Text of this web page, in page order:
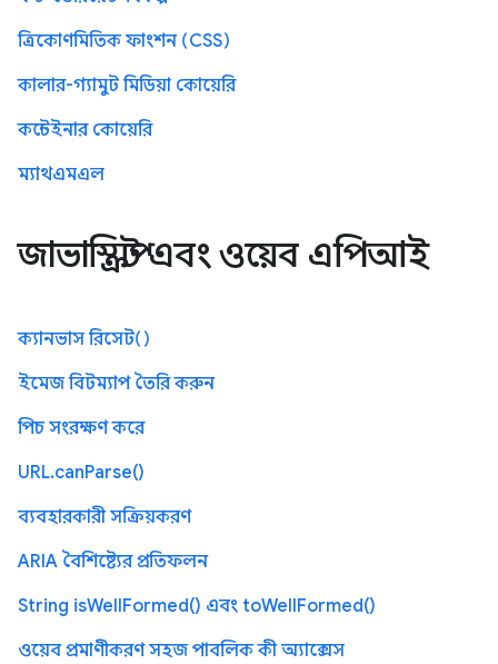
ত্রিকোণমিতিক ফাংশন (CSS)
কালার-গ্যামুট মিডিয়া কোয়েরি
কন্টেইনার কোয়েরি
ম্যাথএমএল
জাভাস্ক্রিপ্ট এবং ওয়েব এপিআই
ক্যানভাস রিসেট()
ইমেজ বিটম্যাপ তৈরি করুন
পিচ সংরক্ষণ করে
URL.canParse()
ব্যবহারকারী সক্রিয়করণ
ARIA বৈশিষ্ট্যের প্রতিফলন
String isWellFormed() এবং toWellFormed()
ওয়েব প্রমাণীকরণ সহজ পাবলিক কী অ্যাক্সেস